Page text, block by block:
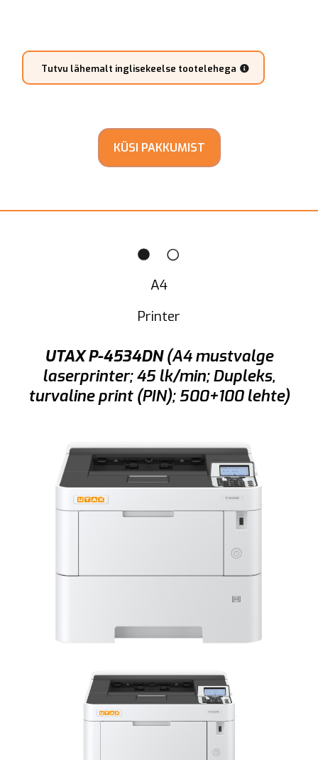
Tutvu lähemalt inglisekeelse tootelehega
KÜSI PAKKUMIST
A4
Printer
UTAX P-4534DN(A4 mustvalge
laserprinter; 45 lk/min; Dupleks,
turvaline print (PIN); 500+100 lehte)